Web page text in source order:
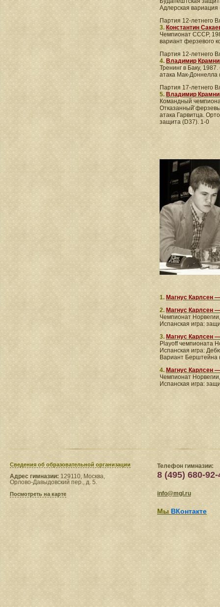
Адлерская вариация
Партия 12-летнего
3. Константин
Чемпионат CCCР,
вариант ферзевого
Партия 12-летнего
4. Владимир
Тренинг в Баку,
атака Мак-Доннелла
Партия 17-летнего
5. Владимир
Командный
Отказанный̆
атака Гарвитца.
защита (D37). 1-0
1. Магнус Карлсен
2. Магнус Карлсен
Чемпионат
Испанская игра:
3. Магнус Карлсен
Playoff чемпионата
Испанская игра:
Вариант Берштейна
4. Магнус Карлсен
Чемпионат
Испанская игра:
Сведения​ об образовательной организации
Адрес гимназии: 129110, Москва,
Орлово-Давыдовский пер., д. 5.
Посмотреть на карте
Телефон гимназии:
8 (495) 680-92-
info@mgl.ru
Мы ВКонтакте